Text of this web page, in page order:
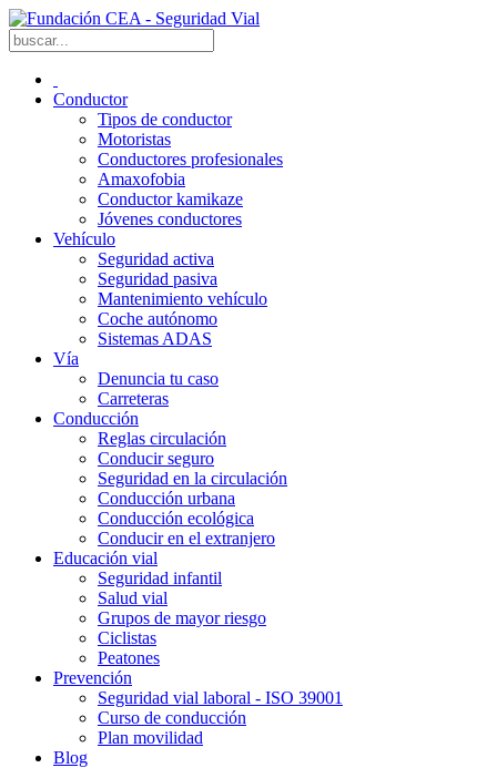
Conductor
Tipos de conductor
Motoristas
Conductores profesionales
Amaxofobia
Conductor kamikaze
Jóvenes conductores
Vehículo
Seguridad activa
Seguridad pasiva
Mantenimiento vehículo
Coche autónomo
Sistemas ADAS
Vía
Denuncia tu caso
Carreteras
Conducción
Reglas circulación
Conducir seguro
Seguridad en la circulación
Conducción urbana
Conducción ecológica
Conducir en el extranjero
Educación vial
Seguridad infantil
Salud vial
Grupos de mayor riesgo
Ciclistas
Peatones
Prevención
Seguridad vial laboral - ISO 39001
Curso de conducción
Plan movilidad
Blog